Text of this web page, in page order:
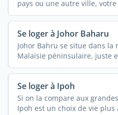
pays ou une autre ville,
Se loger à Johor Baharu
Johor Bahru se situe dans
Malaisie péninsulaire, juste
Se loger à Ipoh
Si on la compare aux
Ipoh est un choix de vie